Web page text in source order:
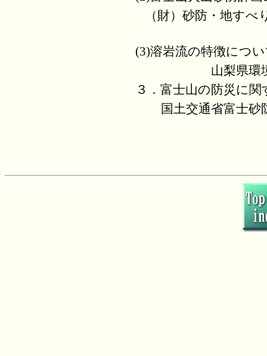
（財）砂防・地
(3)溶岩流の特徴につ
山梨県
３．富士山の防災に
国土交通省富士